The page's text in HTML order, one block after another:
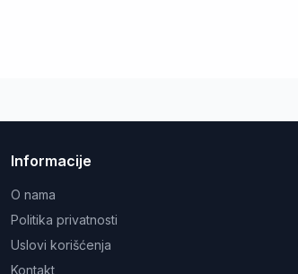
Informacije
O nama
Politika privatnosti
Uslovi korišćenja
Kontakt